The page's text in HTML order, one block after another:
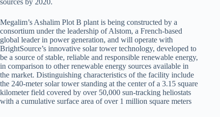
sources by 2020.
Megalim’s Ashalim Plot B plant is being constructed by a
consortium under the leadership of Alstom, a French-based
global leader in power generation, and will operate with
BrightSource’s innovative solar tower technology, developed to
be a source of stable, reliable and responsible renewable energy,
in comparison to other renewable energy sources available in
the market. Distinguishing characteristics of the facility include
the 240-meter solar tower standing at the center of a 3.15 square
kilometer field covered by over 50,000 sun-tracking heliostats
with a cumulative surface area of over 1 million square meters